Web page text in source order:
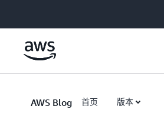
AWS Blog 首页 版本